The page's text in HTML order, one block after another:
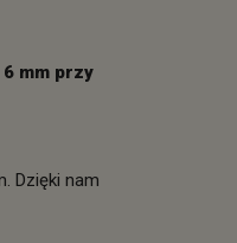
6 mm przy
Dzięki nam